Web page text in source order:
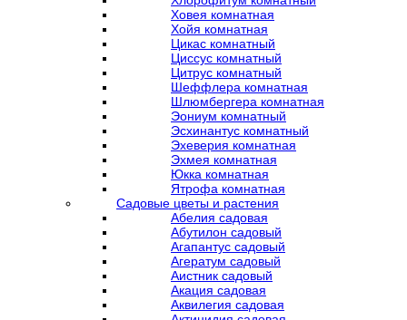
Ховея комнатная
Хойя комнатная
Цикас комнатный
Циссус комнатный
Цитрус комнатный
Шеффлера комнатная
Шлюмбергера комнатная
Эониум комнатный
Эсхинантус комнатный
Эхеверия комнатная
Эхмея комнатная
Юкка комнатная
Ятрофа комнатная
Садовые цветы и растения
Абелия садовая
Абутилон садовый
Агапантус садовый
Агератум садовый
Аистник садовый
Акация садовая
Аквилегия садовая